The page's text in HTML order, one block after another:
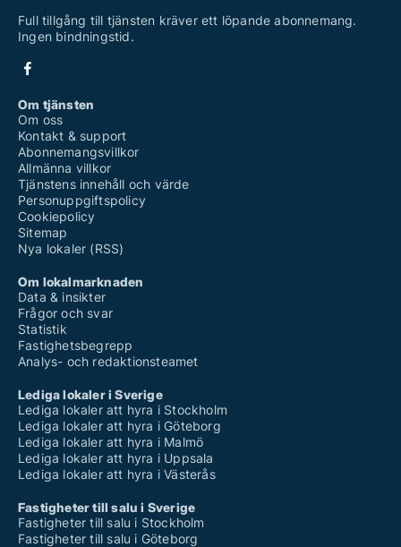
Full tillgång till tjänsten kräver ett löpande abonnemang.
Ingen bindningstid.
Om tjänsten
Om oss
Kontakt & support
Abonnemangsvillkor
Allmänna villkor
Tjänstens innehåll och värde
Personuppgiftspolicy
Cookiepolicy
Sitemap
Nya lokaler (RSS)
Om lokalmarknaden
Data & insikter
Frågor och svar
Statistik
Fastighetsbegrepp
Analys- och redaktionsteamet
Lediga lokaler i Sverige
Lediga lokaler att hyra i Stockholm
Lediga lokaler att hyra i Göteborg
Lediga lokaler att hyra i Malmö
Lediga lokaler att hyra i Uppsala
Lediga lokaler att hyra i Västerås
Fastigheter till salu i Sverige
Fastigheter till salu i Stockholm
Fastigheter till salu i Göteborg